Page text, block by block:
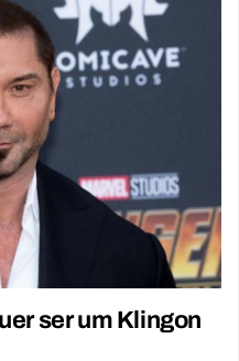
ser um Klingon